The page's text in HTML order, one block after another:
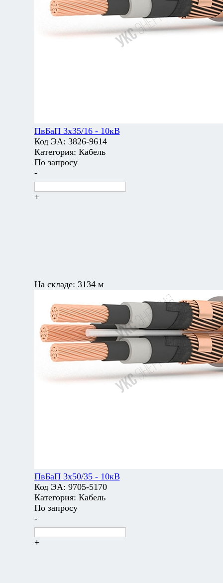
ПвБаП 3х35/16 - 10кВ
Код ЭА: 3826-9614
Категория: Кабель
По запросу
-
+
На складе: 3134 м
ПвБаП 3х50/35 - 10кВ
Код ЭА: 9705-5170
Категория: Кабель
По запросу
-
+